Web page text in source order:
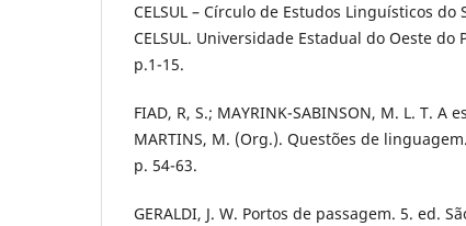
CELSUL – Círculo de Estudos Linguísticos
CELSUL. Universidade Estadual do Oeste do
p.1-15.
FIAD, R, S.; MAYRINK-SABINSON, M. L. T. A
MARTINS, M. (Org.). Questões de
p. 54-63.
GERALDI, J. W. Portos de passagem. 5. ed.